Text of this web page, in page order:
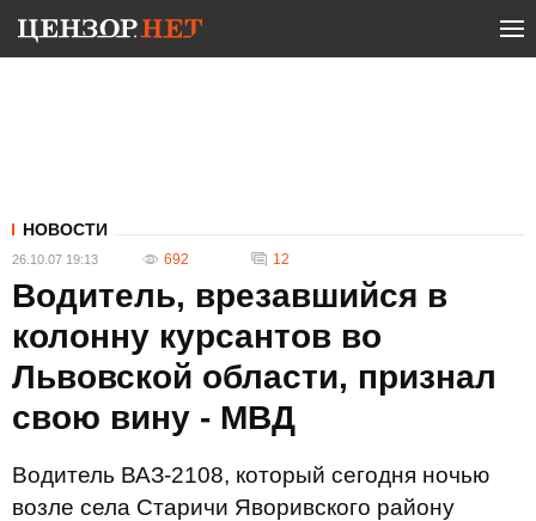
НОВОСТИ
26.10.07 19:13 692 12
Водитель, врезавшийся в
колонну курсантов во
Львовской области, признал
свою вину - МВД
Водитель ВАЗ-2108, который сегодня ночью
возле села Старичи Яворивского району